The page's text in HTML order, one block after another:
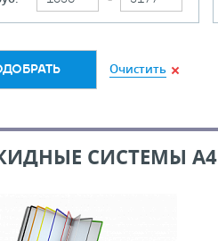
Очистить
СИСТЕМЫ А4